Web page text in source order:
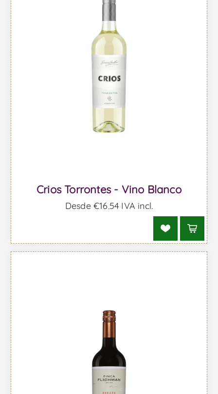
Crios Torrontes - Vino Blanco
Desde €16,54 IVA incl.